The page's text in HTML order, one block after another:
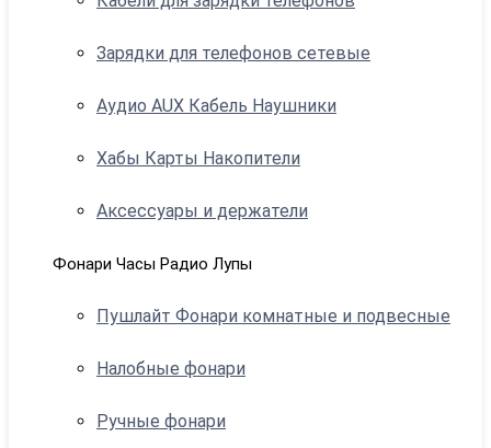
Зарядки для телефонов сетевые
Аудио AUX Кабель Наушники
Хабы Карты Накопители
Аксессуары и держатели
Фонари Часы Радио Лупы
Пушлайт Фонари комнатные и подвесные
Налобные фонари
Ручные фонари